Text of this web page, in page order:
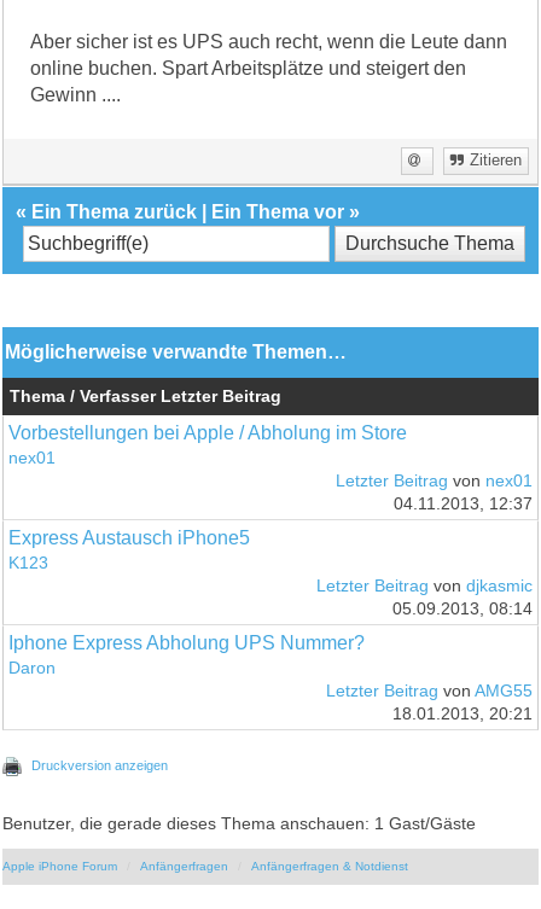
Aber sicher ist es UPS auch recht, wenn die Leute dann
online buchen. Spart Arbeitsplätze und steigert den
Gewinn ....
Zitieren
« Ein Thema zurück Ein Thema vor »
Möglicherweise verwandte Themen…
Thema / Verfasser Letzter Beitrag
Vorbestellungen bei Apple / Abholung im Store
nex01
Letzter Beitrag von nex01
04.11.2013, 12:37
Express Austausch iPhone5
K123
Letzter Beitrag von djkasmic
05.09.2013, 08:14
Iphone Express Abholung UPS Nummer?
Daron
Letzter Beitrag von AMG55
18.01.2013, 20:21
Druckversion anzeigen
Benutzer, die gerade dieses Thema anschauen: 1 Gast/Gäste
Apple iPhone Forum Anfängerfragen Anfängerfragen & Notdienst